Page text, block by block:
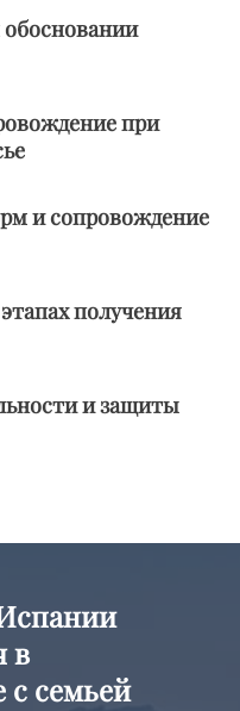
при
и сопровождение
получения
и защиты
в
с семьей